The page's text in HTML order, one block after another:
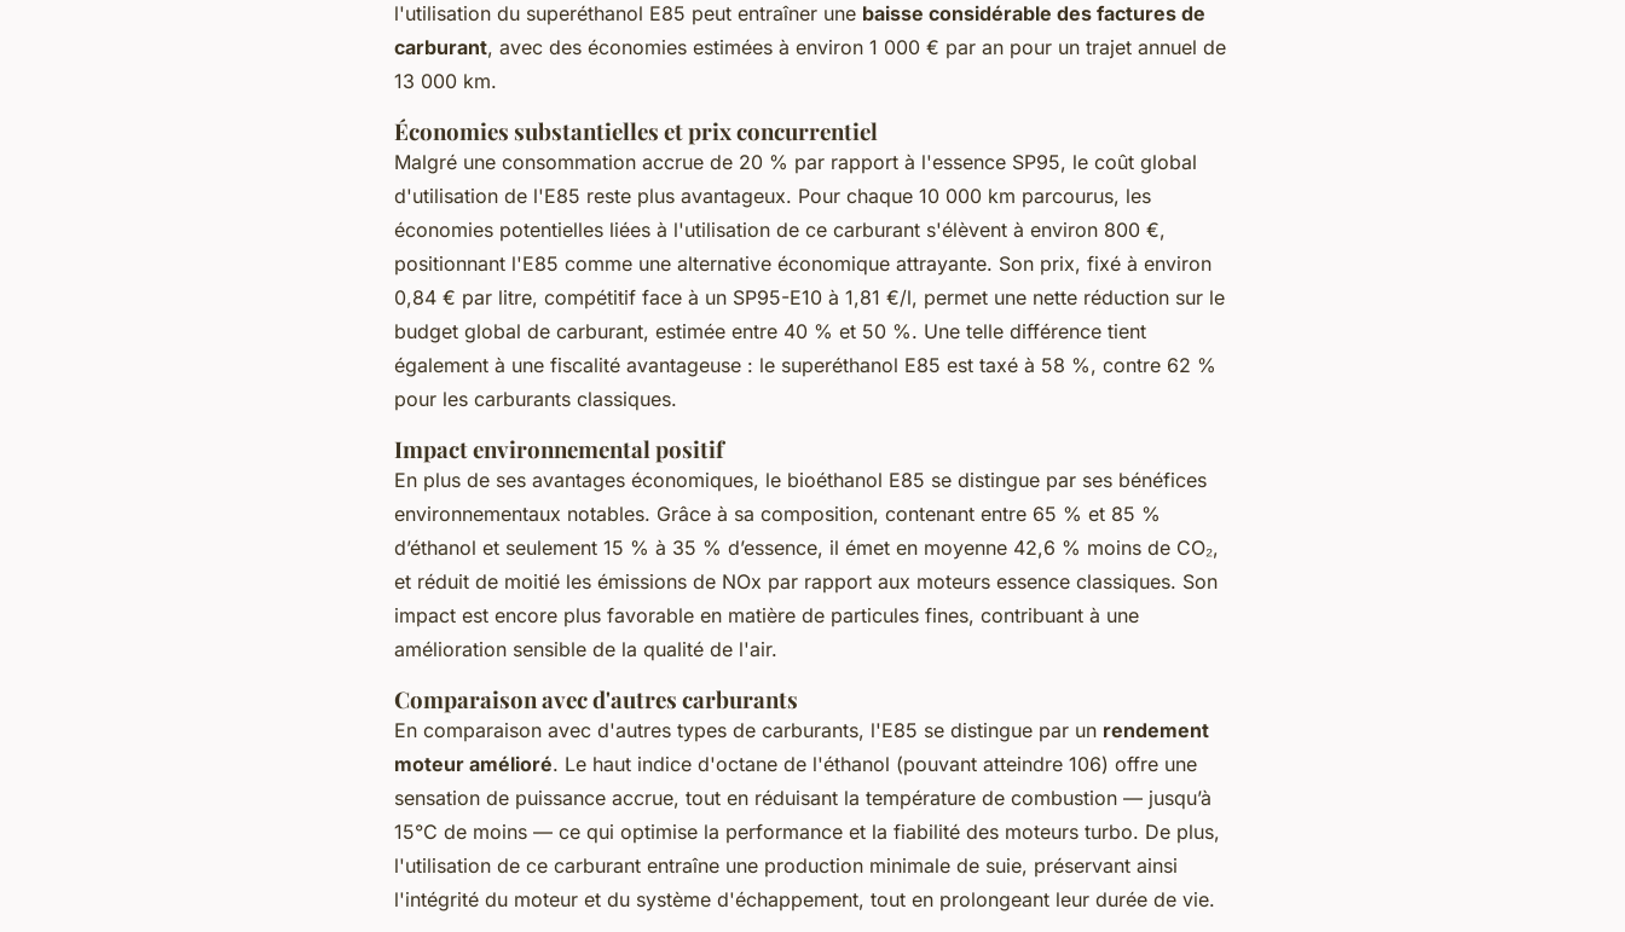
l'utilisation du superéthanol E85 peut entraîner une baisse considérable des factures de
carburant, avec des économies estimées à environ 1 000 € par an pour un trajet annuel de
13 000 km.
Économies substantielles et prix concurrentiel
Malgré une consommation accrue de 20 % par rapport à l'essence SP95, le coût global
d'utilisation de l'E85 reste plus avantageux. Pour chaque 10 000 km parcourus, les
économies potentielles liées à l'utilisation de ce carburant s'élèvent à environ 800 €,
positionnant l'E85 comme une alternative économique attrayante. Son prix, fixé à environ
0,84 € par litre, compétitif face à un SP95-E10 à 1,81 €/l, permet une nette réduction sur le
budget global de carburant, estimée entre 40 % et 50 %. Une telle différence tient
également à une fiscalité avantageuse : le superéthanol E85 est taxé à 58 %, contre 62 %
pour les carburants classiques.
Impact environnemental positif
En plus de ses avantages économiques, le bioéthanol E85 se distingue par ses bénéfices
environnementaux notables. Grâce à sa composition, contenant entre 65 % et 85 %
d’éthanol et seulement 15 % à 35 % d’essence, il émet en moyenne 42,6 % moins de CO₂,
et réduit de moitié les émissions de NOx par rapport aux moteurs essence classiques. Son
impact est encore plus favorable en matière de particules fines, contribuant à une
amélioration sensible de la qualité de l'air.
Comparaison avec d'autres carburants
En comparaison avec d'autres types de carburants, l'E85 se distingue par un rendement
moteur amélioré. Le haut indice d'octane de l'éthanol (pouvant atteindre 106) offre une
sensation de puissance accrue, tout en réduisant la température de combustion — jusqu’à
15°C de moins — ce qui optimise la performance et la fiabilité des moteurs turbo. De plus,
l'utilisation de ce carburant entraîne une production minimale de suie, préservant ainsi
l'intégrité du moteur et du système d'échappement, tout en prolongeant leur durée de vie.